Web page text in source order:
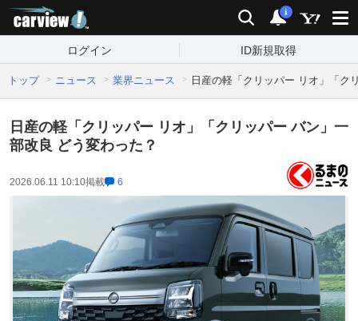
検索 通知
i
ログイン ID新規取得
トップ ニュース 業界ニュース 日産の軽「クリッパー リオ」「ク
日産の軽「クリッパー リオ」「クリッパー バン」一
部改良 どう変わった？
2026.06.11 10:10掲載 6